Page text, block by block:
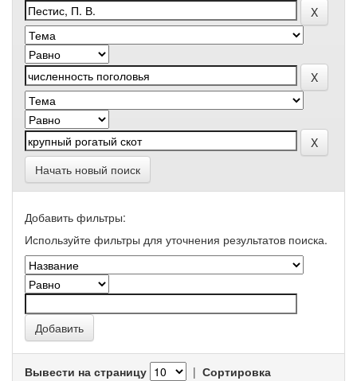
Начать новый поиск
Добавить фильтры:
Используйте фильтры для уточнения результатов поиска.
Вывести на страницу | Сортировка